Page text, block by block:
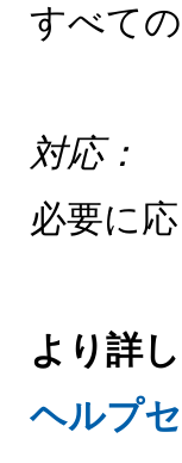
すべて
対応：
必要に
より詳
ヘルプ